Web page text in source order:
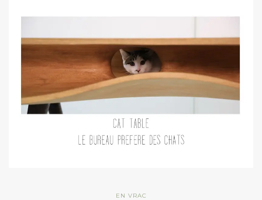
EN VRAC